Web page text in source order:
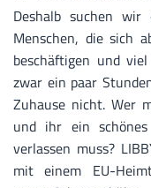
Deshalb suchen wir
Menschen, die sich
beschäftigen und
zwar ein paar
Zuhause nicht. Wer
und ihr ein
verlassen muss?
mit einem EU-